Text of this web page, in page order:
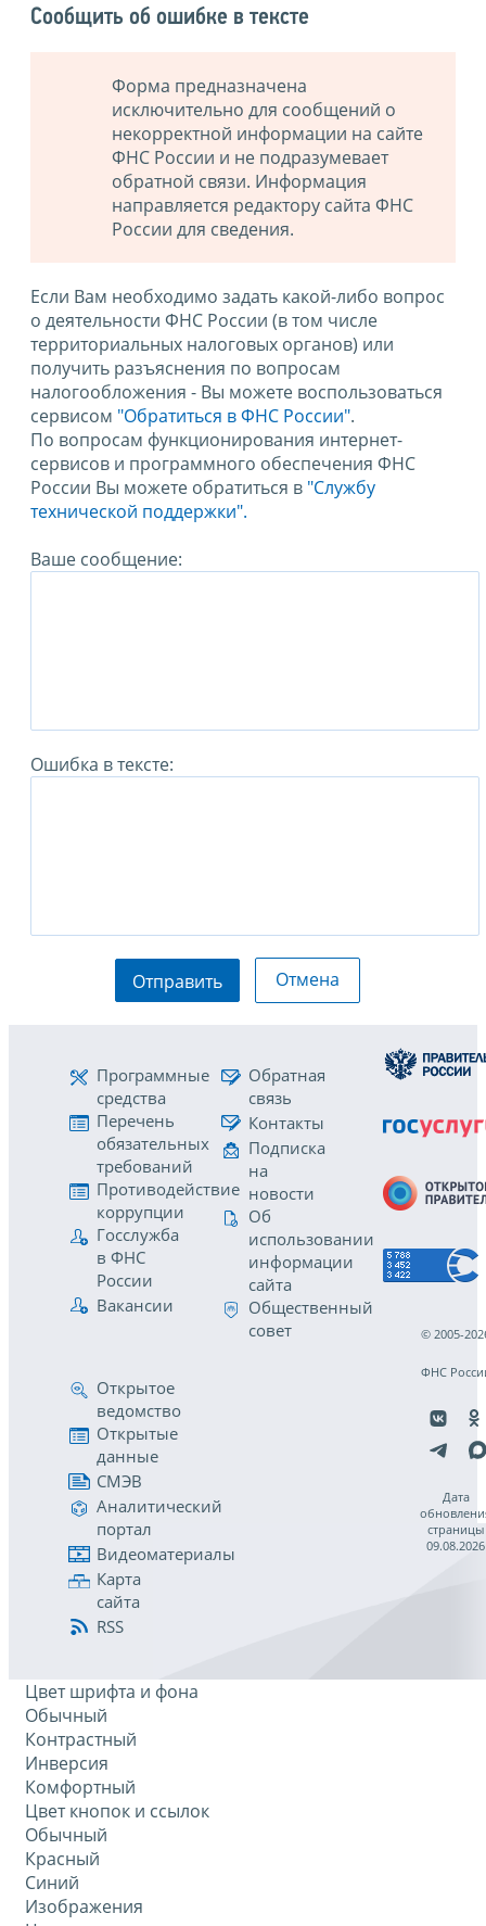
Сообщить об ошибке в тексте
Форма предназначена
исключительно для сообщений о
некорректной информации на сайте
ФНС России и не подразумевает
обратной связи. Информация
направляется редактору сайта ФНС
России для сведения.
Если Вам необходимо задать какой-либо вопрос
о деятельности ФНС России (в том числе
территориальных налоговых органов) или
получить разъяснения по вопросам
налогообложения - Вы можете воспользоваться
сервисом "Обратиться в ФНС России".
По вопросам функционирования интернет-
сервисов и программного обеспечения ФНС
России Вы можете обратиться в "Службу
технической поддержки".
Ваше сообщение:
Ошибка в тексте:
Отправить Отмена
Программные
средства
Перечень
обязательных
требований
Противодействие
коррупции
Госслужба
в ФНС
России
Вакансии
Обратная
связь
Контакты
Подписка
на
новости
Об
использовании
информации
сайта
Общественный
совет
Открытое
ведомство
Открытые
данные
СМЭВ
Аналитический
портал
Видеоматериалы
Карта
сайта
RSS
© 2005-
ФНС
Дата
страницы
09.08.2026
Цвет шрифта и фона
Обычный
Контрастный
Инверсия
Комфортный
Цвет кнопок и ссылок
Обычный
Красный
Синий
Изображения